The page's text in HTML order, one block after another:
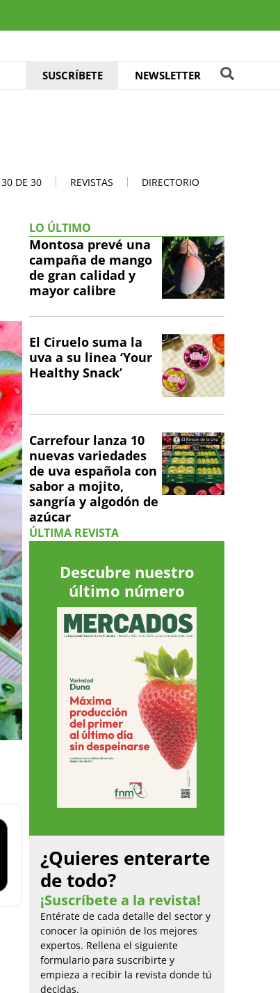
SUSCRÍBETE NEWSLETTER
30 DE 30 REVISTAS DIRECTORIO
LO ÚLTIMO
Montosa prevé una
campaña de mango
de gran calidad y
mayor calibre
El Ciruelo suma la
uva a su linea ‘Your
Healthy Snack’
Carrefour lanza 10
nuevas variedades
de uva española con
sabor a mojito,
sangría y algodón de
azúcar
ÚLTIMA REVISTA
Descubre nuestro
último número
¿Quieres enterarte
de todo?
¡Suscríbete a la revista!
Entérate de cada detalle del sector y
conocer la opinión de los mejores
expertos. Rellena el siguiente
formulario para suscribirte y
empieza a recibir la revista donde tú
decidas.